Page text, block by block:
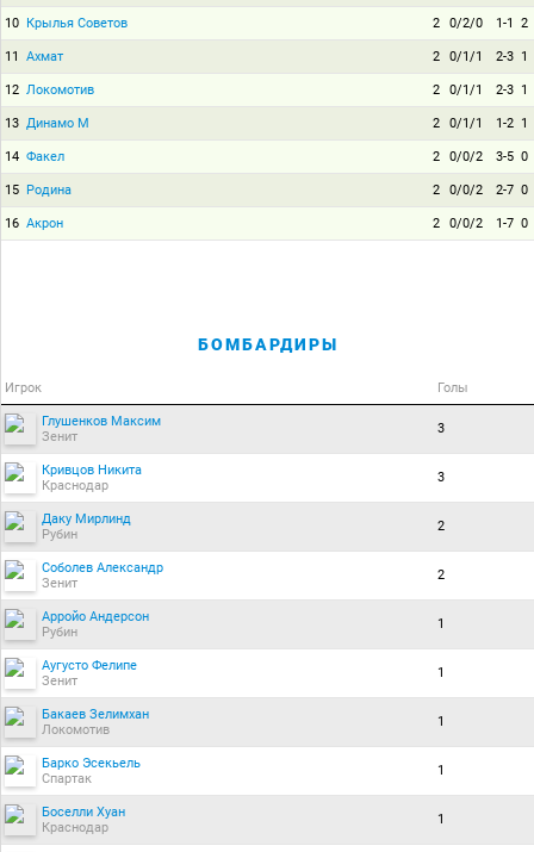
10 Крылья Советов 2 0/2/0 1-1 2
11 Ахмат 2 0/1/1 2-3 1
12 Локомотив 2 0/1/1 2-3 1
13 Динамо М 2 0/1/1 1-2 1
14 Факел 2 0/0/2 3-5 0
15 Родина 2 0/0/2 2-7 0
16 Акрон 2 0/0/2 1-7 0
БОМБАРДИРЫ
Игрок Голы
Глушенков Максим
Зенит
3
Кривцов Никита
Краснодар
3
Даку Мирлинд
Рубин
2
Соболев Александр
Зенит
2
Арройо Андерсон
Рубин
1
Аугусто Фелипе
Зенит
1
Бакаев Зелимхан
Локомотив
1
Барко Эсекьель
Спартак
1
Боселли Хуан
Краснодар
1